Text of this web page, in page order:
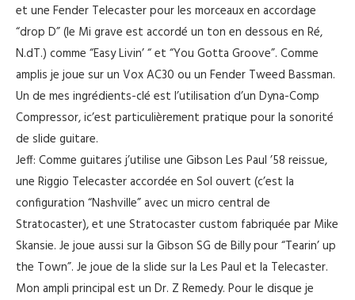
et une Fender Telecaster pour les morceaux en accordage
“drop D” (le Mi grave est accordé un ton en dessous en Ré,
N.dT.) comme “Easy Livin’ “ et “You Gotta Groove”. Comme
amplis je joue sur un Vox AC30 ou un Fender Tweed Bassman.
Un de mes ingrédients-clé est l’utilisation d’un Dyna-Comp
Compressor, ic’est particulièrement pratique pour la sonorité
de slide guitare.
Jeff: Comme guitares j’utilise une Gibson Les Paul ’58 reissue,
une Riggio Telecaster accordée en Sol ouvert (c’est la
configuration “Nashville” avec un micro central de
Stratocaster), et une Stratocaster custom fabriquée par Mike
Skansie. Je joue aussi sur la Gibson SG de Billy pour “Tearin’ up
the Town”. Je joue de la slide sur la Les Paul et la Telecaster.
Mon ampli principal est un Dr. Z Remedy. Pour le disque je